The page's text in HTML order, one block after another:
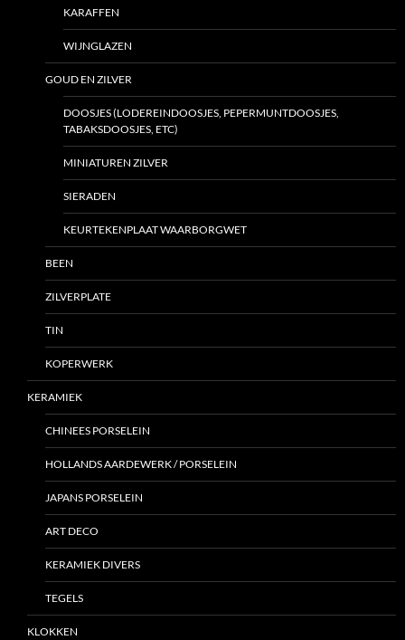
KARAFFEN
WIJNGLAZEN
GOUD EN ZILVER
DOOSJES (LODEREINDOOSJES, PEPERMUNTDOOSJES,
TABAKSDOOSJES, ETC)
MINIATUREN ZILVER
SIERADEN
KEURTEKENPLAAT WAARBORGWET
BEEN
ZILVERPLATE
TIN
KOPERWERK
KERAMIEK
CHINEES PORSELEIN
HOLLANDS AARDEWERK / PORSELEIN
JAPANS PORSELEIN
ART DECO
KERAMIEK DIVERS
TEGELS
KLOKKEN